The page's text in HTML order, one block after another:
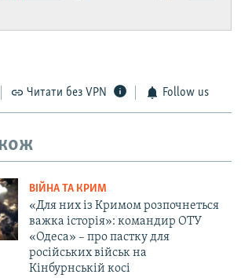
Читати без VPN Follow us
ВІЙНА ТА КРИМ
«Для них із Кримом розпочнеться
важка історія»: командир ОТУ
«Одеса» – про пастку для
російських військ на
Кінбурнській косі